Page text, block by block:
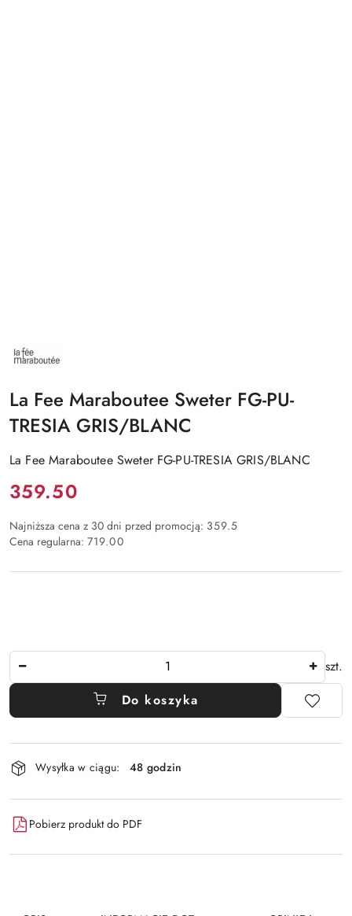
NAZWA
PRODUCENTA:
MARABOUTEE
La Fee Maraboutee Sweter FG-PU-
TRESIA GRIS/BLANC
La Fee Maraboutee Sweter FG-PU-TRESIA GRIS/BLANC
Cena:
359.50
Najniższa cena z 30 dni przed promocją: 359.5
Cena regularna: 719.00
szt.
Do koszyka
Dostępność
i
dostawa
Wysyłka w ciągu: 48 godzin
Pobierz produkt do PDF